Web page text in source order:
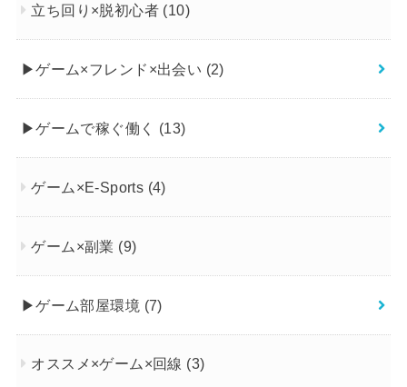
立ち回り×脱初心者 (10)
▶︎ゲーム×フレンド×出会い (2)
▶︎ゲームで稼ぐ働く (13)
ゲーム×E-Sports (4)
ゲーム×副業 (9)
▶︎ゲーム部屋環境 (7)
オススメ×ゲーム×回線 (3)